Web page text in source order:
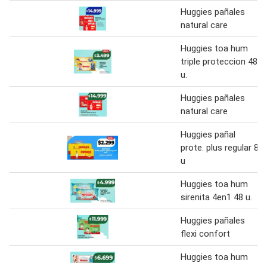
Huggies pañales
natural care
Huggies toa hum
triple proteccion 48
u.
Huggies pañales
natural care
Huggies pañal
prote. plus regular 8
u
Huggies toa hum
sirenita 4en1 48 u.
Huggies pañales
flexi confort
Huggies toa hum